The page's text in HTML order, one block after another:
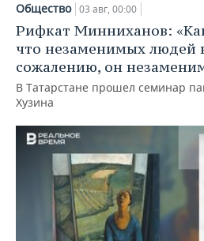
Общество 03 авг, 00:00
Рифкат Минниханов:
что незаменимых людей
сожалению, он
В Татарстане прошел семинар
Хузина